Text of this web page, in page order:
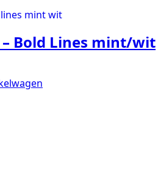
Bold Lines mint/wit